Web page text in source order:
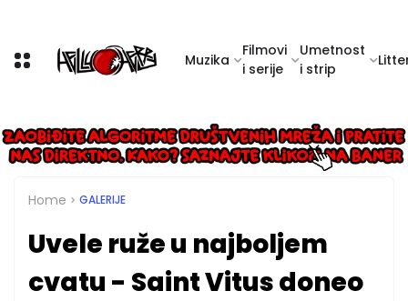
Muzika
Filmovi
i serije
Umetnost
i strip
Home GALERIJE
Uvele ruže u najboljem
cvatu - Saint Vitus doneo